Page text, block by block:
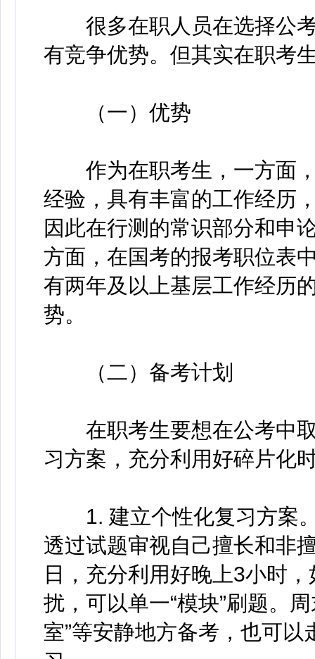
很多在职人员在选择公考
有竞争优势。但其实在职考
（一）优势
作为在职考生，一方面，
经验，具有丰富的工作经历
因此在行测的常识部分和申
方面，在国考的报考职位表
有两年及以上基层工作经历
势。
（二）备考计划
在职考生要想在公考中取
习方案，充分利用好碎片化
1. 建立个性化复习方案。
透过试题审视自己擅长和非
日，充分利用好晚上3小时
扰，可以单一“模块”刷题。
室”等安静地方备考，也可以